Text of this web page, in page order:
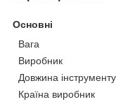
Основні
Вага
Виробник
Довжина інструменту
Країна виробник